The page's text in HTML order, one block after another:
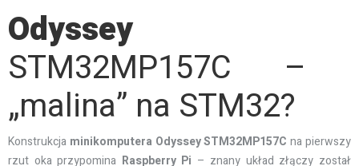
Odyssey
STM32MP157C –
„malina” na STM32?
Konstrukcja minikomputera Odyssey STM32MP157C na pierwszy
rzut oka przypomina Raspberry Pi – znany układ złączy został